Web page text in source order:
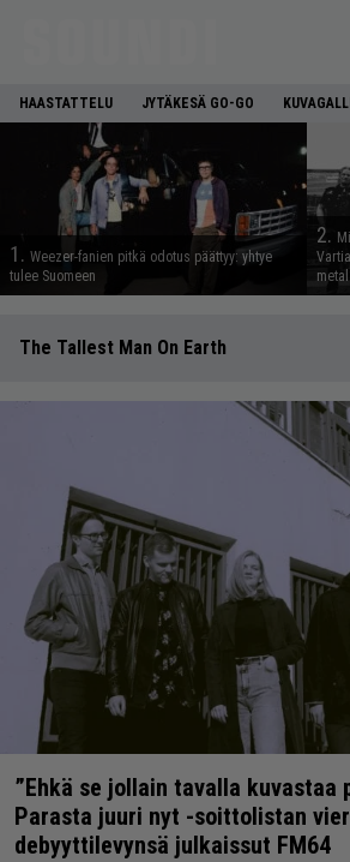
HAASTATTELU JYTÄKESÄ GO-GO
1. Weezer-fanien pitkä odotus päättyy: yhtye
tulee Suomeen
2.
The Tallest Man On Earth
”Ehkä se jollain tavalla kuvastaa
Parasta juuri nyt -soittolistan
debyyttilevynsä julkaissut FM64